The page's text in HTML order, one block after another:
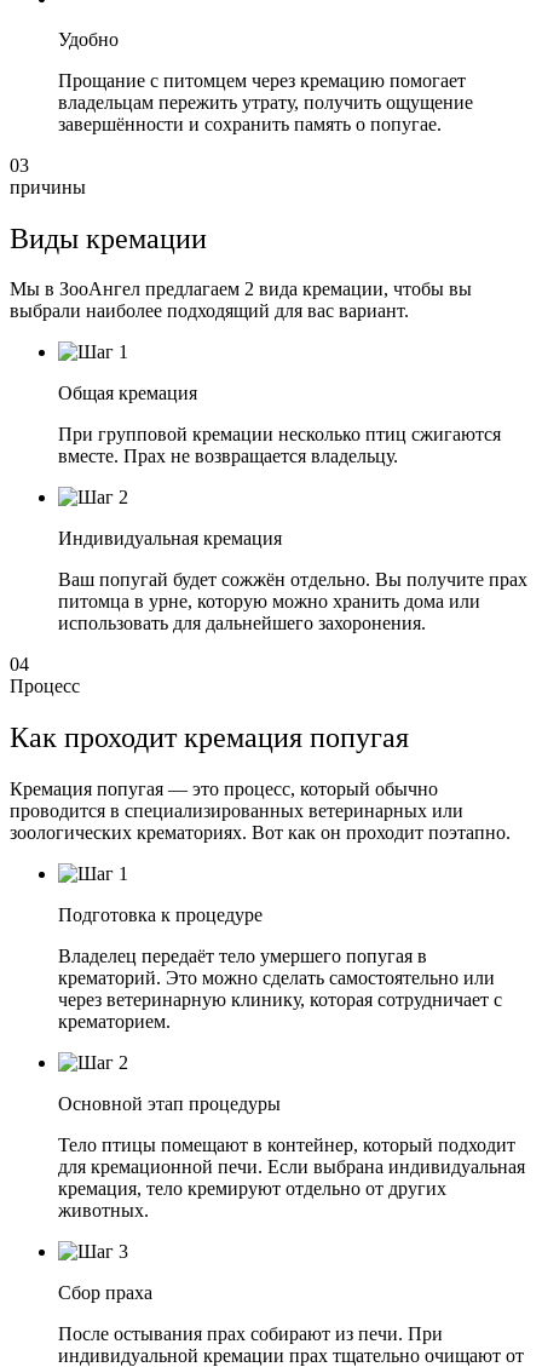
Удобно
Прощание с питомцем через кремацию помогает
владельцам пережить утрату, получить ощущение
завершённости и сохранить память о попугае.
03
причины
Виды кремации
Мы в ЗооАнгел предлагаем 2 вида кремации, чтобы вы
выбрали наиболее подходящий для вас вариант.
Общая кремация
При групповой кремации несколько птиц сжигаются
вместе. Прах не возвращается владельцу.
Индивидуальная кремация
Ваш попугай будет сожжён отдельно. Вы получите прах
питомца в урне, которую можно хранить дома или
использовать для дальнейшего захоронения.
04
Процесс
Как проходит кремация попугая
Кремация попугая — это процесс, который обычно
проводится в специализированных ветеринарных или
зоологических крематориях. Вот как он проходит поэтапно.
Подготовка к процедуре
Владелец передаёт тело умершего попугая в
крематорий. Это можно сделать самостоятельно или
через ветеринарную клинику, которая сотрудничает с
крематорием.
Основной этап процедуры
Тело птицы помещают в контейнер, который подходит
для кремационной печи. Если выбрана индивидуальная
кремация, тело кремируют отдельно от других
животных.
Сбор праха
После остывания прах собирают из печи. При
индивидуальной кремации прах тщательно очищают от